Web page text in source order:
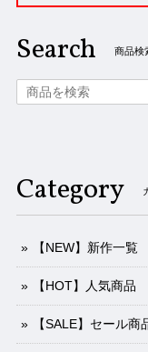
Search 商品検
Category
【NEW】新作一覧
【HOT】人気商品
【SALE】セール商